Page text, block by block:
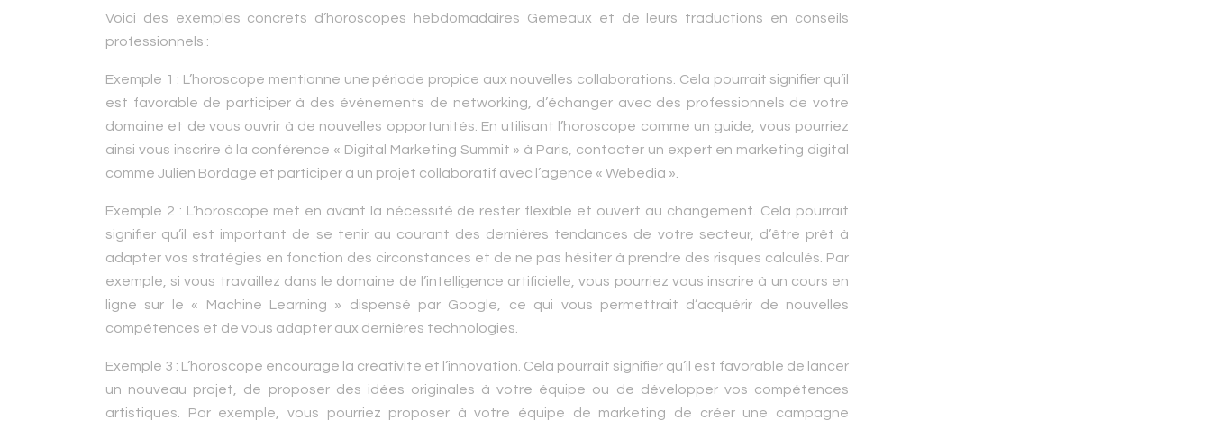
Voici des exemples concrets d’horoscopes hebdomadaires Gémeaux et de leurs traductions en conseils
professionnels :
Exemple 1 : L’horoscope mentionne une période propice aux nouvelles collaborations. Cela pourrait signifier qu’il
est favorable de participer à des événements de networking, d’échanger avec des professionnels de votre
domaine et de vous ouvrir à de nouvelles opportunités. En utilisant l’horoscope comme un guide, vous pourriez
ainsi vous inscrire à la conférence « Digital Marketing Summit » à Paris, contacter un expert en marketing digital
comme Julien Bordage et participer à un projet collaboratif avec l’agence « Webedia ».
Exemple 2 : L’horoscope met en avant la nécessité de rester flexible et ouvert au changement. Cela pourrait
signifier qu’il est important de se tenir au courant des dernières tendances de votre secteur, d’être prêt à
adapter vos stratégies en fonction des circonstances et de ne pas hésiter à prendre des risques calculés. Par
exemple, si vous travaillez dans le domaine de l’intelligence artificielle, vous pourriez vous inscrire à un cours en
ligne sur le « Machine Learning » dispensé par Google, ce qui vous permettrait d’acquérir de nouvelles
compétences et de vous adapter aux dernières technologies.
Exemple 3 : L’horoscope encourage la créativité et l’innovation. Cela pourrait signifier qu’il est favorable de lancer
un nouveau projet, de proposer des idées originales à votre équipe ou de développer vos compétences
artistiques. Par exemple, vous pourriez proposer à votre équipe de marketing de créer une campagne